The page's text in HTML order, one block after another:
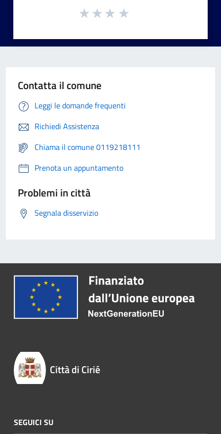
Contatta il comune
Leggi le domande frequenti
Richiedi Assistenza
Chiama il comune 0119218111
Prenota un appuntamento
Problemi in città
Segnala disservizio
Città di Cirié
SEGUICI SU